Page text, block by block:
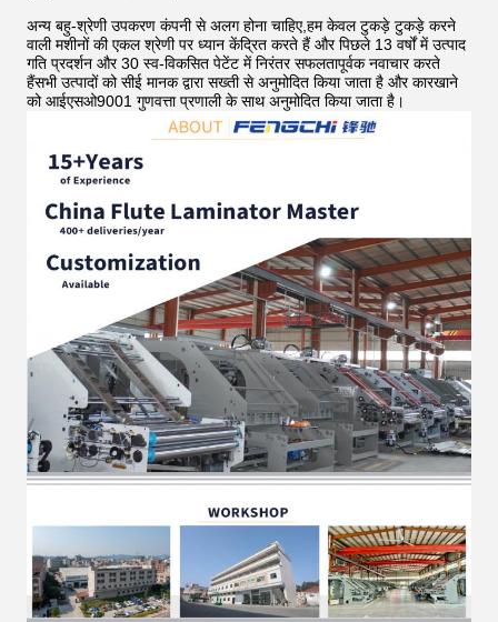
अन्य बहु-श्रेणी उपकरण कंपनी से अलग होना चाहिए,हम केवल टुकड़े टुकड़े करने
वाली मशीनों की एकल श्रेणी पर ध्यान केंद्रित करते हैं और पिछले 13 वर्षों में उत्पाद
गति प्रदर्शन और 30 स्व-विकसित पेटेंट में निरंतर सफलतापूर्वक नवाचार करते
हैंसभी उत्पादों को सीई मानक द्वारा सख्ती से अनुमोदित किया जाता है और कारखाने
को आईएसओ9001 गुणवत्ता प्रणाली के साथ अनुमोदित किया जाता है।